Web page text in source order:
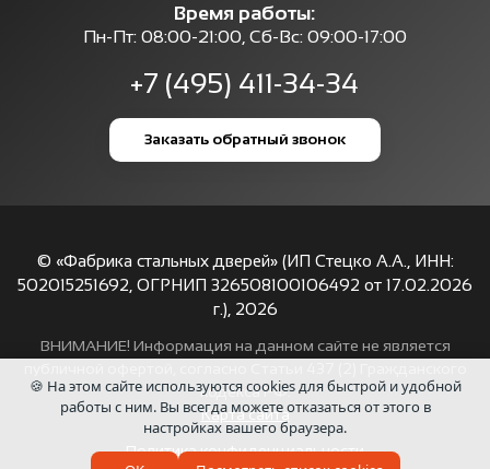
Время работы:
Пн-Пт: 08:00-21:00, Сб-Вс: 09:00-17:00
+7 (495) 411-34-34
Заказать обратный звонок
© «Фабрика стальных дверей» (ИП Стецко А.А., ИНН:
502015251692, ОГРНИП 326508100106492 от 17.02.2026
г.), 2026
ВНИМАНИЕ! Информация на данном сайте не является
кодекса РФ.
Карта сайта
Политика конфиденциальности
🍪 На этом сайте используются cookies для быстрой и удобной
работы с ним. Вы всегда можете отказаться от этого в
настройках вашего браузера.